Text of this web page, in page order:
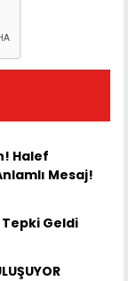
Halef
Mesaj!
Tepki Geldi